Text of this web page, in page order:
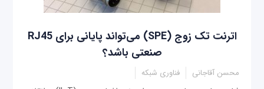
اترنت تک زوج (SPE) می‌تواند پایانی برای RJ45
صنعتی باشد؟
محسن آقاجانی فناوری شبکه